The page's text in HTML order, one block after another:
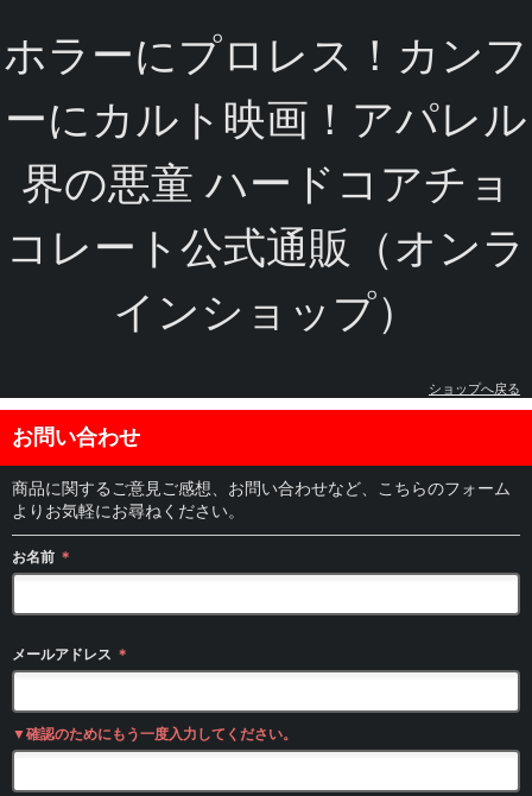
ホラーにプロレス！カンフ
ーにカルト映画！アパレル
界の悪童 ハードコアチョ
コレート公式通販（オンラ
インショップ）
ショップへ戻る
お問い合わせ
商品に関するご意見ご感想、お問い合わせなど、こちらのフォーム
よりお気軽にお尋ねください。
お名前 ＊
メールアドレス ＊
▼確認のためにもう一度入力してください。